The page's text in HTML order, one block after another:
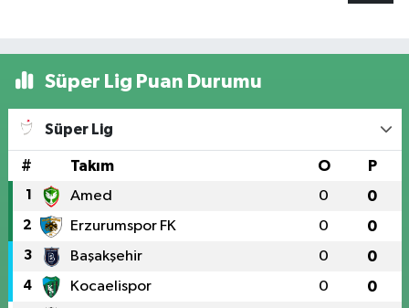
Süper Lig Puan Durumu
Süper Lig
# Takım O P
1 Amed 0 0
2 Erzurumspor FK 0 0
3 Başakşehir 0 0
4 Kocaelispor 0 0